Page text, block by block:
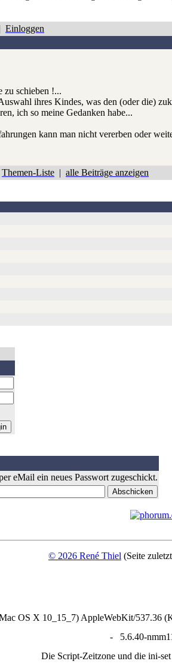
Einloggen
zu schieben !...
ihres Kindes, was den (oder die)
ich so meine Gedanken habe...
kann man nicht vererben oder
Themen-Liste | alle Beiträge anzeigen
eMail ein neues Passwort zugeschickt.
© 2026 René Thiel (Seite
X 10_15_7) AppleWebKit/537.36
- 5.6.40-
Die Script-Zeitzone und die ini-